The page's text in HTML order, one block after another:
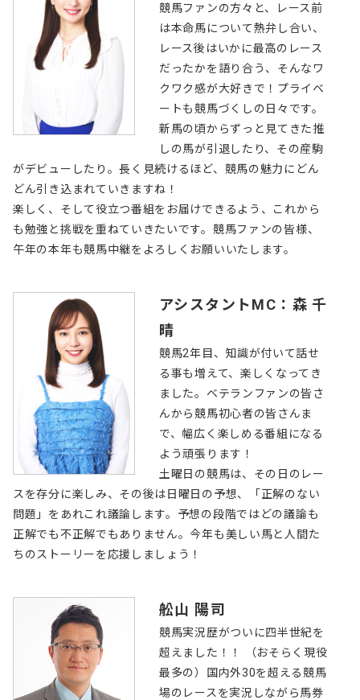
競馬ファンの方々と、レース前
は本命馬について熱弁し合い、
レース後はいかに最高のレース
だったかを語り合う、そんなワ
クワク感が大好きで！プライベ
ートも競馬づくしの日々です。
新馬の頃からずっと見てきた推
しの馬が引退したり、その産駒
がデビューしたり。長く見続けるほど、競馬の魅力にどん
どん引き込まれていきますね！
楽しく、そして役立つ番組をお届けできるよう、これから
も勉強と挑戦を重ねていきたいです。競馬ファンの皆様、
午年の本年も競馬中継をよろしくお願いいたします。
アシスタントMC：森 千
晴
競馬2年目、知識が付いて話せ
る事も増えて、楽しくなってき
ました。ベテランファンの皆さ
んから競馬初心者の皆さんま
で、幅広く楽しめる番組になる
よう頑張ります！
土曜日の競馬は、その日のレー
スを存分に楽しみ、その後は日曜日の予想、「正解のない
問題」をあれこれ議論します。予想の段階ではどの議論も
正解でも不正解でもありません。今年も美しい馬と人間た
ちのストーリーを応援しましょう！
舩山 陽司
競馬実況歴がついに四半世紀を
超えました！！ （おそらく現役
最多の）国内外30を超える競馬
場のレースを実況しながら馬券